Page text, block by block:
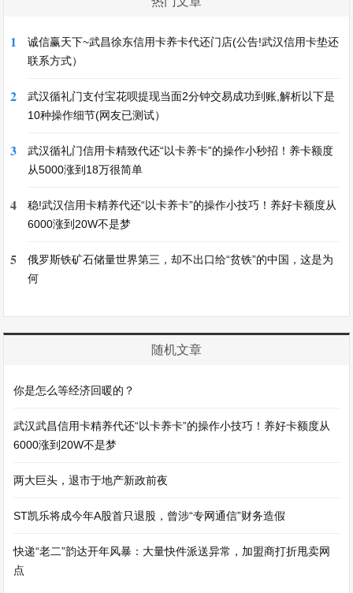
1
诚信赢天下~武昌徐东信用卡养卡代还门店(公告!武汉信用卡垫还
联系方式）
2
武汉循礼门支付宝花呗提现当面2分钟交易成功到账,解析以下是
10种操作细节(网友已测试）
3
武汉循礼门信用卡精致代还“以卡养卡”的操作小秒招！养卡额度
从5000涨到18万很简单
4
稳!武汉信用卡精养代还“以卡养卡”的操作小技巧！养好卡额度从
6000涨到20W不是梦
5
俄罗斯铁矿石储量世界第三，却不出口给“贫铁”的中国，这是为
何
随机文章
你是怎么等经济回暖的？
武汉武昌信用卡精养代还“以卡养卡”的操作小技巧！养好卡额度从
6000涨到20W不是梦
两大巨头，退市于地产新政前夜
ST凯乐将成今年A股首只退股，曾涉“专网通信”财务造假
快递“老二”韵达开年风暴：大量快件派送异常，加盟商打折甩卖网
点